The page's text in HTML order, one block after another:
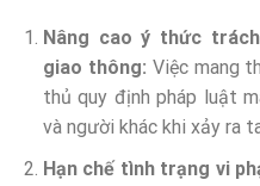
Nâng cao ý thức
giao thông: Việc mang
thủ quy định pháp luật
và người khác khi xảy ra
Hạn chế tình trạng vi